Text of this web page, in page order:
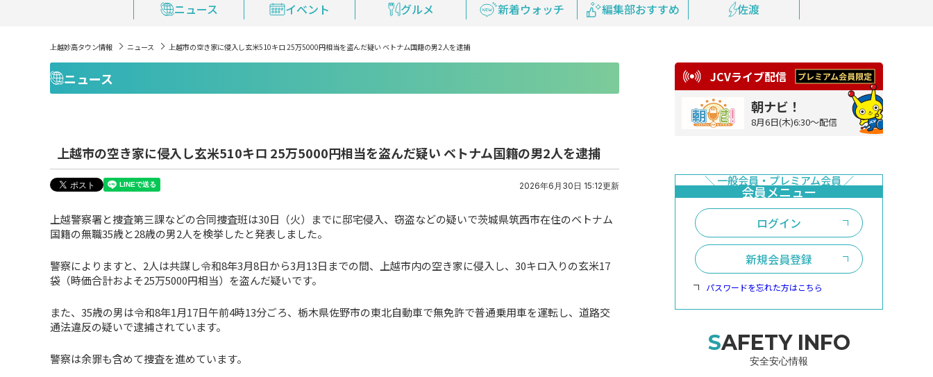
ニュース
イベント グルメ 新着ウォッチ 編集部おすすめ 佐渡
おくやみ情報
安全安心情報 天気 上越妙高百景 鉄道情報
ライブ配信
見逃し配信 プレミアム会員登録
上越妙高タウン情報 ニュース 上越市の空き家に侵入し玄米510キロ 25万5000円相当を盗んだ疑い ベトナム国籍の男2人を逮捕
ニュース
上越市の空き家に侵入し玄米510キロ 25万5000円相当を盗んだ疑い ベトナム国籍の男2人を逮捕
2026年6月30日 15:12更新
上越警察署と捜査第三課などの合同捜査班は30日（火）までに邸宅侵入、窃盗などの疑いで茨城県筑西市在住のベトナム
国籍の無職35歳と28歳の男2人を検挙したと発表しました。
警察によりますと、2人は共謀し令和8年3月8日から3月13日までの間、上越市内の空き家に侵入し、30キロ入りの玄米17
袋（時価合計およそ25万5000円相当）を盗んだ疑いです。
また、35歳の男は令和8年1月17日午前4時13分ごろ、栃木県佐野市の東北自動車で無免許で普通乗用車を運転し、道路交
通法違反の疑いで逮捕されています。
警察は余罪も含めて捜査を進めています。
JCVライブ配信
朝ナビ！
8月6日(木)6:30～配信
ログイン
新規会員登録
パスワードを忘れた方はこちら
SAFETY INFO
安全安心情報